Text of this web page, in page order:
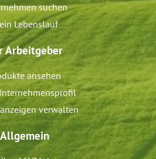
suchen
Lebenslauf
Arbeitgeber
ansehen
verwalten
Allgemein